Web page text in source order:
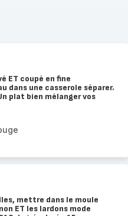
ET coupé en fine
dans une casserole séparer.
plat bien mélanger vos
mettre dans le moule
ET les lardons mode